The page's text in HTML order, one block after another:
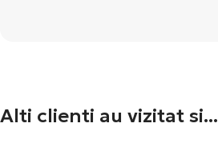
Alti clienti au vizitat si...